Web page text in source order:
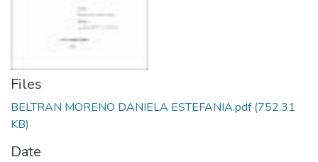
Files
BELTRAN MORENO DANIELA ESTEFANIA.pdf(752.31
KB)
Date